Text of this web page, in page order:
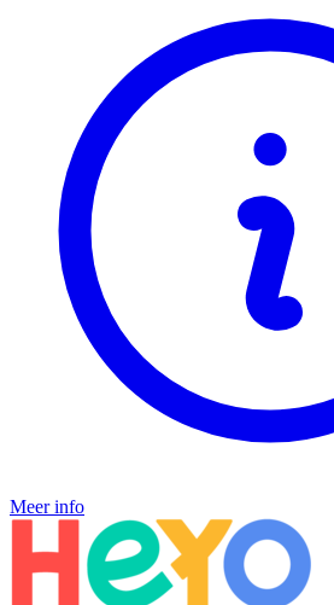
Meer info